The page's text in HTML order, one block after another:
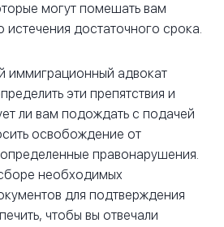
могут помешать вам
истечения достаточного срока.
иммиграционный адвокат
эти препятствия и
ли вам подождать с подачей
освобождение от
правонарушения.
необходимых
для подтверждения
чтобы вы отвечали